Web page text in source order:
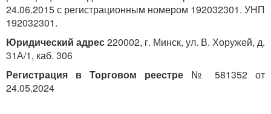
24.06.2015 с регистрационным номером 192032301. УНП
192032301.
Юридический адрес220002, г. Минск, ул. В. Хоружей, д.
31А/1, каб. 306
Регистрация в Торговом реестре № 581352 от
24.05.2024